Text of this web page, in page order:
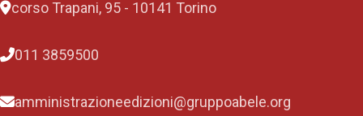
corso Trapani, 95 - 10141 Torino
011 3859500
amministrazioneedizioni@gruppoabele.org